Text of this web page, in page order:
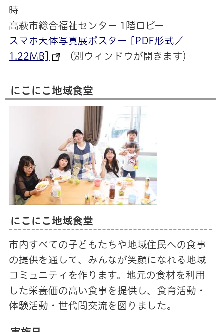
時
高萩市総合福祉センター 1階ロビー
スマホ天体写真展ポスター [PDF形式／
1.22MB]
（別ウィンドウが開きます）
にこにこ地域食堂
にこにこ地域食堂
市内すべての子どもたちや地域住民への食事
の提供を通して、みんなが笑顔になれる地域
コミュニティを作ります。地元の食材を利用
した栄養価の高い食事を提供し、食育活動・
体験活動・世代間交流を図りました。